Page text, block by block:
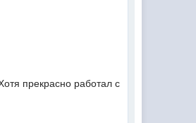
прекрасно работал с